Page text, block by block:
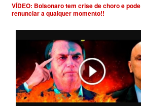
VÍDEO: Bolsonaro tem crise de choro e pode
renunciar a qualquer momento!!